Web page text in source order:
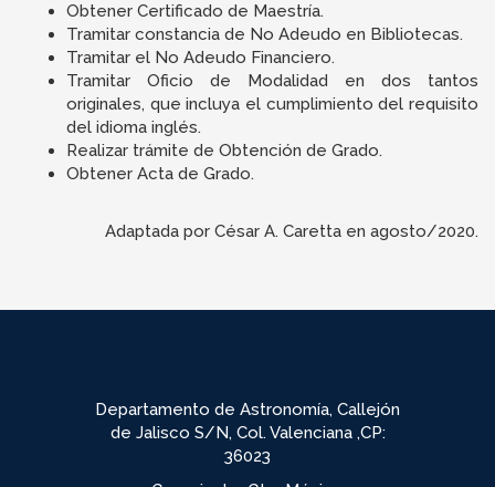
Obtener Certificado de Maestría.
Tramitar constancia de No Adeudo en Bibliotecas.
Tramitar el No Adeudo Financiero.
Tramitar Oficio de Modalidad en dos tantos
originales, que incluya el cumplimiento del requisito
del idioma inglés.
Realizar trámite de Obtención de Grado.
Obtener Acta de Grado.
Adaptada por César A. Caretta en agosto/2020.
Departamento de Astronomía, Callejón
de Jalisco S/N, Col. Valenciana ,CP:
36023